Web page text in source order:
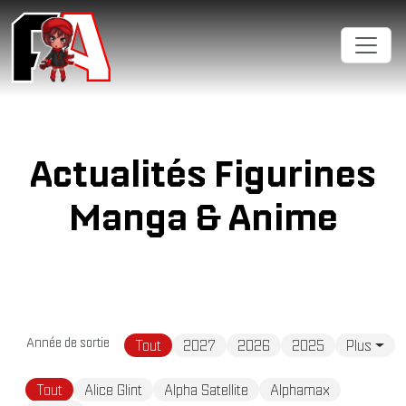
Actualités Figurines
Manga & Anime
Année de sortie Tout 2027 2026 2025 Plus
Tout Alice Glint Alpha Satellite
Alphamax
Cookies management panel